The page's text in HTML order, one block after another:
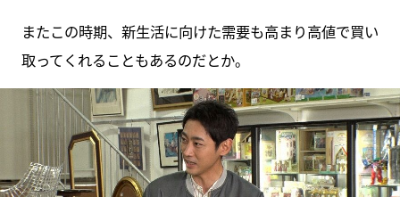
またこの時期、新生活に向けた需要も高まり高値で買い
取ってくれることもあるのだとか。